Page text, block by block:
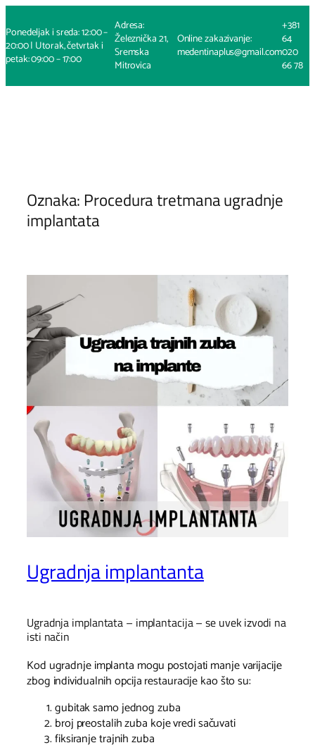
na
sadržaj
Ponedeljak i sreda: 12:00 –
20:00 | Utorak, četvrtak i
petak: 09:00 – 17:00
Adresa:
Železnička 21,
Sremska
Mitrovica
Online zakazivanje:
medentinaplus@gmail.com
+381
64
020
66 78
Oznaka: Procedura tretmana ugradnje
implantata
Ugradnja implantanta
Ugradnja implantata – implantacija – se uvek izvodi na
isti način
Kod ugradnje implanta mogu postojati manje varijacije
zbog individualnih opcija restauracije kao što su:
gubitak samo jednog zuba
broj preostalih zuba koje vredi sačuvati
fiksiranje trajnih zuba